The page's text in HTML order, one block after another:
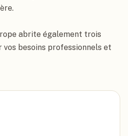
abrite également trois
vos besoins professionnels et